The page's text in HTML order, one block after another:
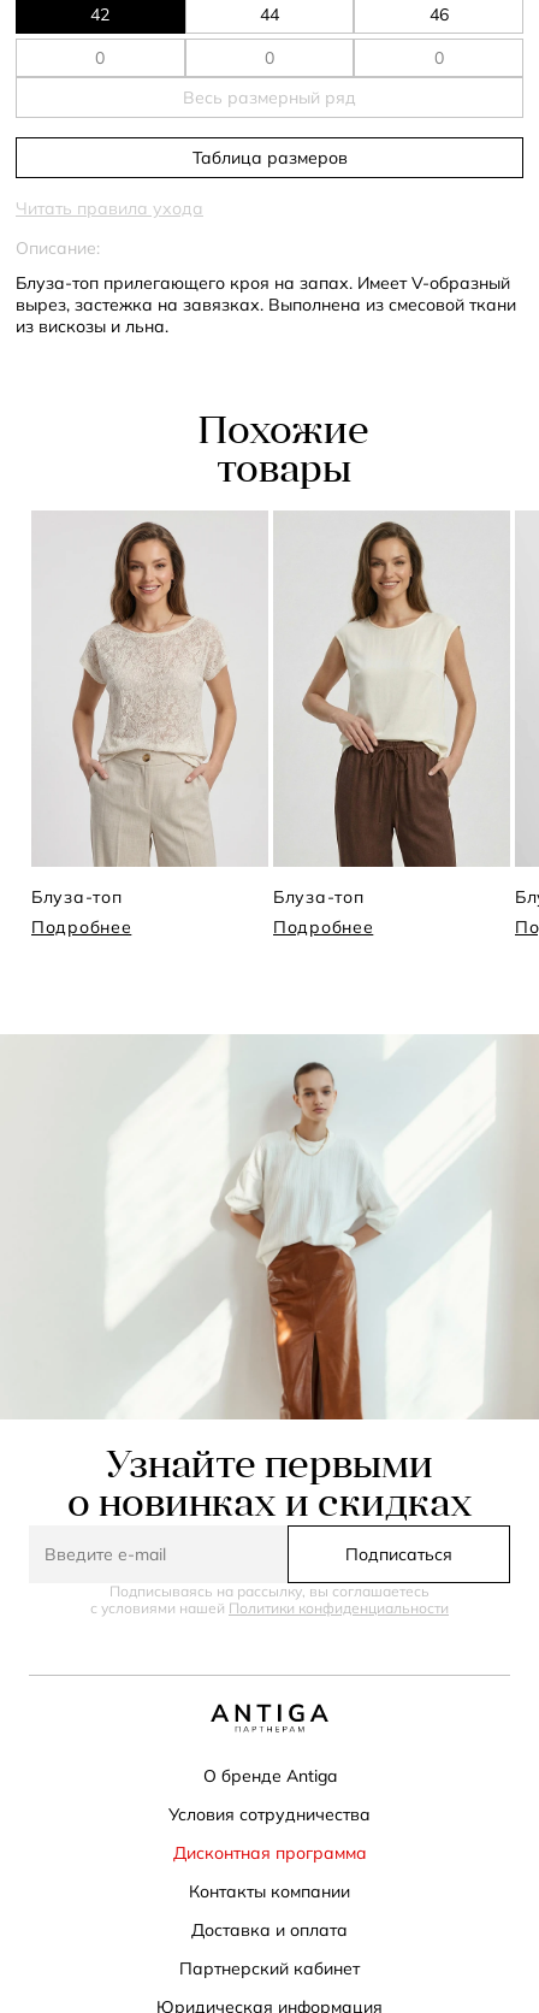
42 44 46
Весь размерный ряд
Таблица размеров
Читать правила ухода
Описание:
Блуза-топ прилегающего кроя на запах. Имеет V-образный
вырез, застежка на завязках. Выполнена из смесовой ткани
из вискозы и льна.
Похожие
товары
Блуза-топ
Подробнее
Блуза-топ
Подробнее
Узнайте первыми
о новинках и скидках
Подписаться
Подписываясь на рассылку, вы соглашаетесь
с условиями нашей Политики конфиденциальности
О бренде Antiga
Условия сотрудничества
Дисконтная программа
Контакты компании
Доставка и оплата
Партнерский кабинет
Юридическая информация